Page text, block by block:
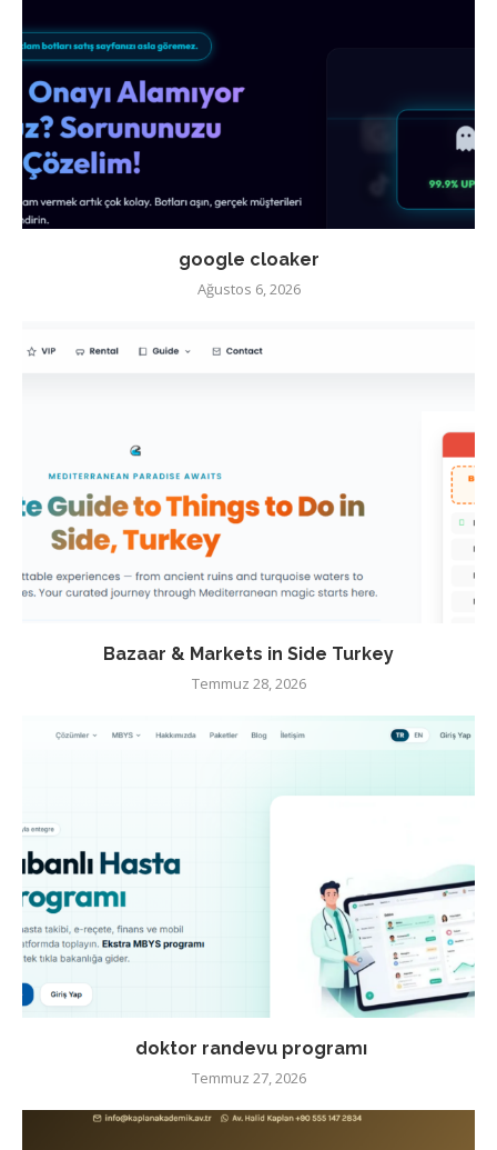
google cloaker
Ağustos 6, 2026
Bazaar & Markets in Side Turkey
Temmuz 28, 2026
doktor randevu programı
Temmuz 27, 2026